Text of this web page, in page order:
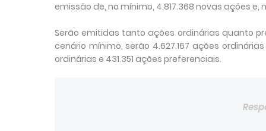
emissão de, no mínimo, 4.817.368 novas ações e,
Serão emitidas tanto ações ordinárias quanto
cenário mínimo, serão 4.627.167 ações
ordinárias e 431.351 ações preferenciais.